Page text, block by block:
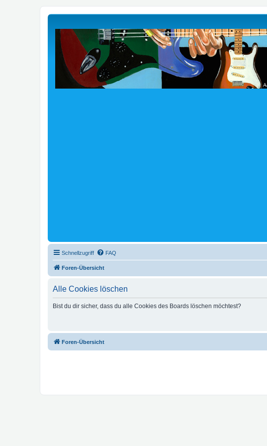
Schnellzugriff FAQ
Foren-Übersicht
Alle Cookies löschen
Bist du dir sicher, dass du alle Cookies des Boards löschen möchtest?
Foren-Übersicht